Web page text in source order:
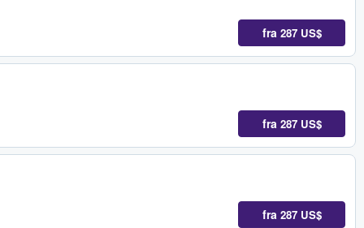
fra 287 US$
fra 287 US$
fra 287 US$